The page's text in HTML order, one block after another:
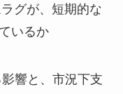
グが、短期的な
いるか
響と、市況下支